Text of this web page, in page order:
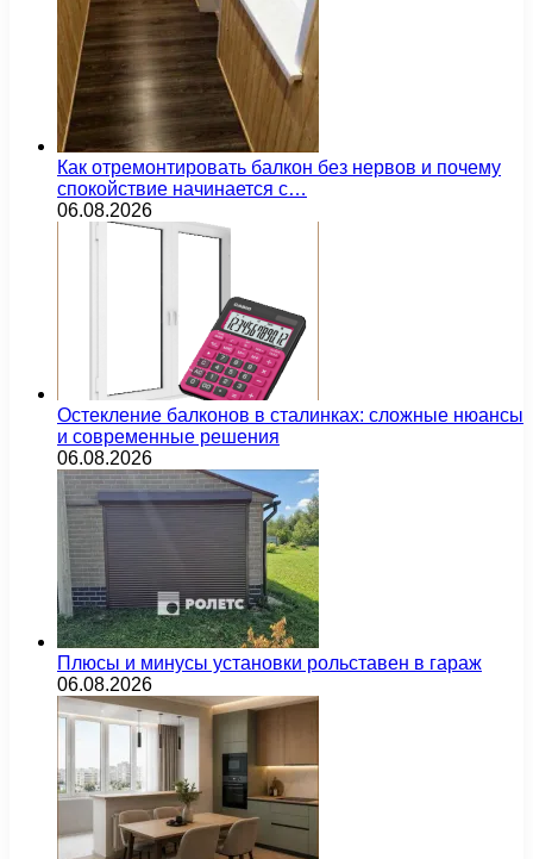
Как отремонтировать балкон без нервов и почему
спокойствие начинается с…
06.08.2026
Остекление балконов в сталинках: сложные нюансы
и современные решения
06.08.2026
Плюсы и минусы установки рольставен в гараж
06.08.2026